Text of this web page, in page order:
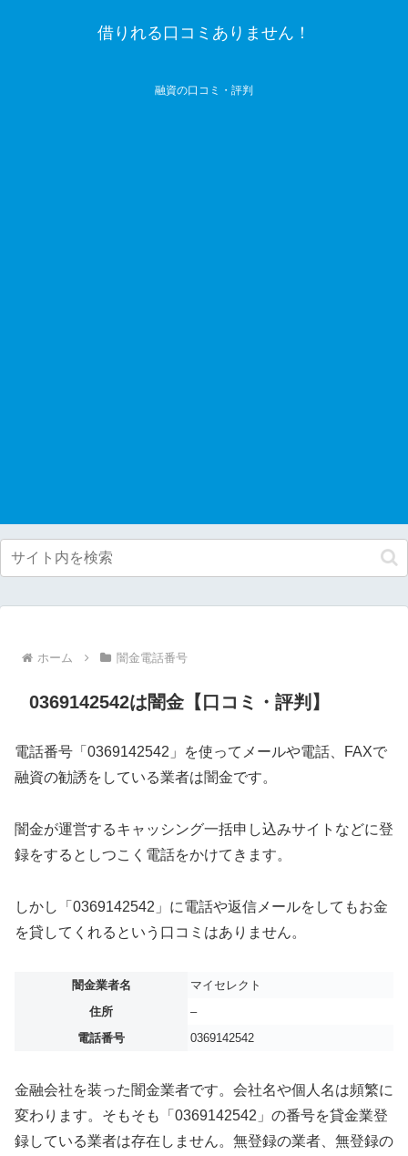
借りれる口コミありません！
融資の口コミ・評判
ホーム 闇金電話番号
0369142542は闇金【口コミ・評判】
電話番号「0369142542」を使ってメールや電話、FAXで
融資の勧誘をしている業者は闇金です。
闇金が運営するキャッシング一括申し込みサイトなどに登
録をするとしつこく電話をかけてきます。
しかし「0369142542」に電話や返信メールをしてもお金
を貸してくれるという口コミはありません。
闇金業者名
マイセレクト
住所
–
電話番号
0369142542
金融会社を装った闇金業者です。会社名や個人名は頻繁に
変わります。そもそも「0369142542」の番号を貸金業登
録している業者は存在しません。無登録の業者、無登録の